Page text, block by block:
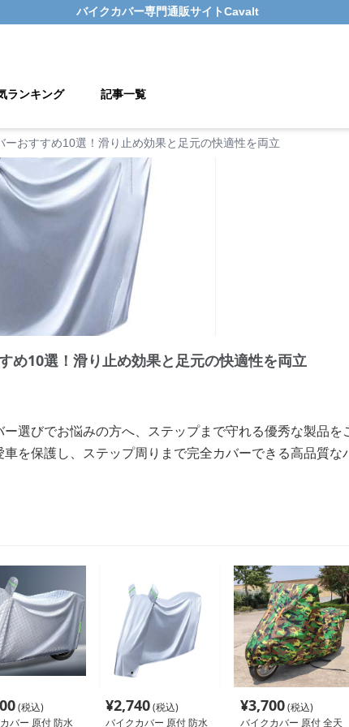
バイクカバー専門通販サイトCavalt
ランキング 記事一覧
ーおすすめ10選！滑り止め効果と足元の快適性を両立
め10選！滑り止め効果と足元の快適性を両立
選びでお悩みの方へ、ステップまで守れる優秀な製品を
を保護し、ステップ周りまで完全カバーできる高品質
(税込)
バー 原付 防水
¥2,740(税込)
バイクカバー 原付 防水
¥3,700(税込)
バイクカバー 原付 全天